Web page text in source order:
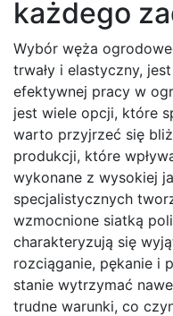
każdego
Wybór węża
trwały i elastyczny,
efektywnej pracy w
jest wiele opcji, które
warto przyjrzeć się
produkcji, które
wykonane z wysokiej
specjalistycznych
wzmocnione siatką
charakteryzują się
rozciąganie, pękanie i
stanie wytrzymać
trudne warunki, co